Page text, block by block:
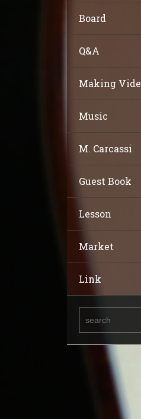
Board
Q&A
Making
Music
M. Carcassi
Guest Book
Lesson
Market
Link